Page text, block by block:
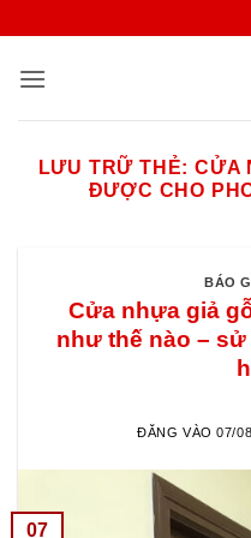
nội
LƯU TRỮ THẺ:CỬA
ĐƯỢC CHO
BÁO
Cửa nhựa giả
như thế nào –
ĐĂNG VÀO07/
07